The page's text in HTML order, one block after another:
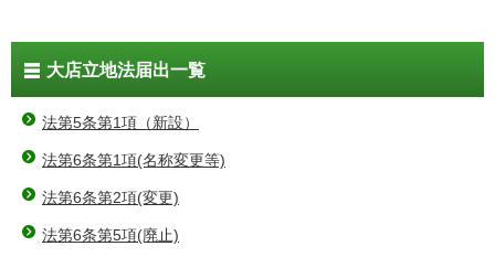
大店立地法届出一覧
法第5条第1項（新設）
法第6条第1項(名称変更等)
法第6条第2項(変更)
法第6条第5項(廃止)